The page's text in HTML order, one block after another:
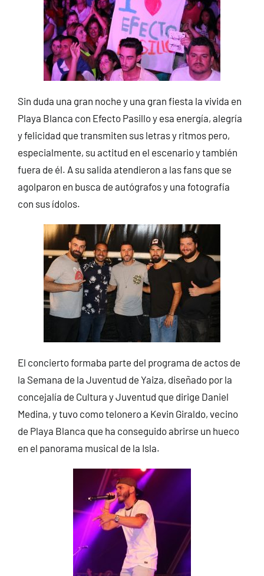
Sin duda una gran noche y una gran fiesta la vivida en
Playa Blanca con Efecto Pasillo y esa energía, alegría
y felicidad que transmiten sus letras y ritmos pero,
especialmente, su actitud en el escenario y también
fuera de él. A su salida atendieron a las fans que se
agolparon en busca de autógrafos y una fotografía
con sus ídolos.
El concierto formaba parte del programa de actos de
la Semana de la Juventud de Yaiza, diseñado por la
concejalía de Cultura y Juventud que dirige Daniel
Medina, y tuvo como telonero a Kevin Giraldo, vecino
de Playa Blanca que ha conseguido abrirse un hueco
en el panorama musical de la Isla.